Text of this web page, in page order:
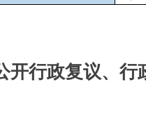
开行政复议、行